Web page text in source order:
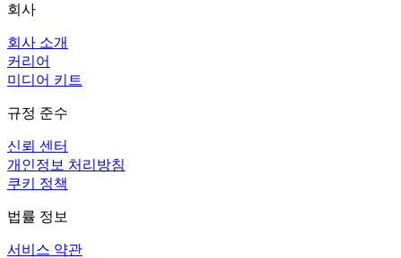
회사
회사 소개
커리어
미디어 키트
규정 준수
신뢰 센터
개인정보 처리방침
쿠키 정책
법률 정보
서비스 약관